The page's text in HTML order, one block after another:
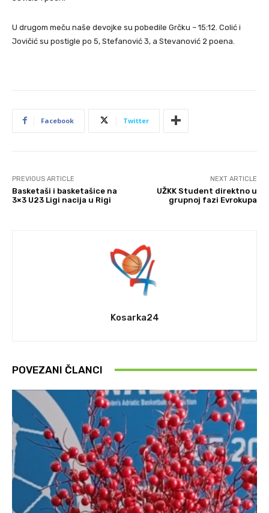
U drugom meču naše devojke su pobedile Grčku – 15:12. Colić i
Jovičić su postigle po 5, Stefanović 3, a Stevanović 2 poena.
Facebook Twitter
PREVIOUS ARTICLE
Basketaši i basketašice na
3×3 U23 Ligi nacija u Rigi
NEXT ARTICLE
UŽKK Student direktno u
grupnoj fazi Evrokupa
Kosarka24
POVEZANI ČLANCI